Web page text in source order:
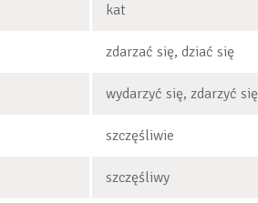
kat
zdarzać się, dziać się
wydarzyć się, zdarzyć się
szczęśliwie
szczęśliwy